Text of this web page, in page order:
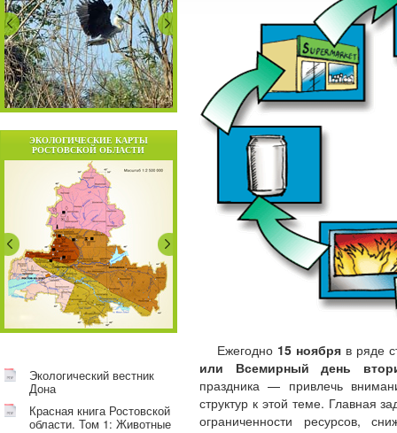
ЭКОЛОГИЧЕСКИЕ КАРТЫ
РОСТОВСКОЙ ОБЛАСТИ
Экологический вестник
Дона
Красная книга Ростовской
области. Том 1: Животные
Ежегодно 15 ноября в ряде
или Всемирный день
праздника — привлечь
структур к этой теме. Главная
ограниченности ресурсов,